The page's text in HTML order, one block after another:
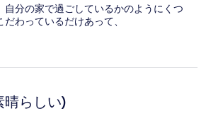
自分の家で過ごしているかのようにくつ
わっているだけあって、
晴らしい)